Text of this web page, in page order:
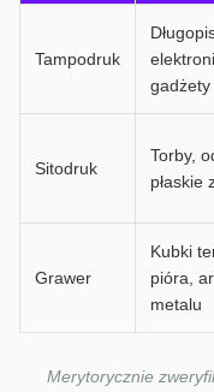
Tampodruk
gadżety
Sitodruk
Torby,
płaskie
Grawer
Kubki
pióra,
metalu
Merytorycznie